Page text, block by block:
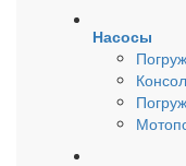
Насосы